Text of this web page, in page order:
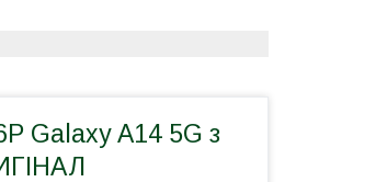
Galaxy A14 5G з